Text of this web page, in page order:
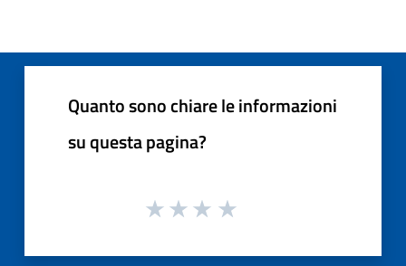
Quanto sono chiare le informazioni
su questa pagina?